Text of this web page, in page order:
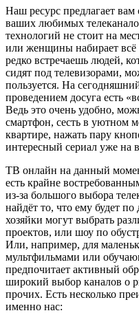
Наш ресурс предлагает
ваших любимых
технологий не стоит на
или женщины набирает
редко встречаешь людей,
сидят под телевизорами,
пользуется. На
проведением досуга есть
Ведь это очень удобно,
смартфон, сесть в уютном
квартире, нажать пару
интересный сериал уже на
ТВ онлайн на данный
есть крайне
из-за большого выбора
найдёт то, что ему будет
хозяйки могут выбрать
проектов, или шоу по
Или, например, для
мультфильмами или
предпочитает активный
широкий выбор каналов о
прочих. Есть несколько
именно нас: